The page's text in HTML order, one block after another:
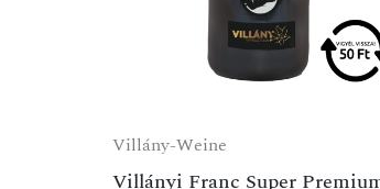
Villány-Weine
Villányi Franc Super